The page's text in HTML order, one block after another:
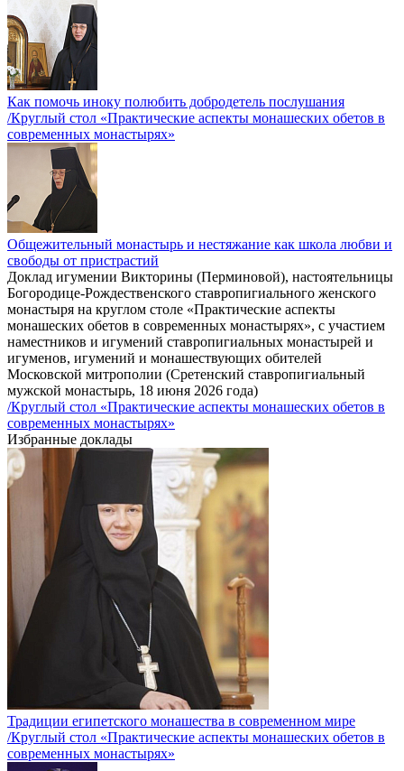
Как помочь иноку полюбить добродетель послушания
/Круглый стол «Практические аспекты монашеских обетов в
современных монастырях»
Общежительный монастырь и нестяжание как школа любви и
свободы от пристрастий
Доклад игумении Викторины (Перминовой), настоятельницы
Богородице-Рождественского ставропигиального женского
монастыря на круглом столе «Практические аспекты
монашеских обетов в современных монастырях», с участием
наместников и игумений ставропигиальных монастырей и
игуменов, игумений и монашествующих обителей
Московской митрополии (Сретенский ставропигиальный
мужской монастырь, 18 июня 2026 года)
/Круглый стол «Практические аспекты монашеских обетов в
современных монастырях»
Избранные доклады
Традиции египетского монашества в современном мире
/Круглый стол «Практические аспекты монашеских обетов в
современных монастырях»